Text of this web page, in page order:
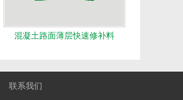
混凝土路面薄层快速修补料
联系我们